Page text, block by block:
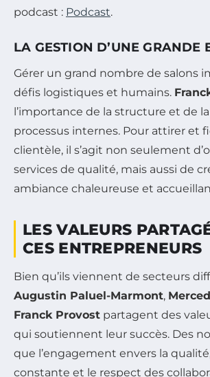
podcast : Podcast.
LA GESTION D’UNE GRANDE
Gérer un grand nombre de salons
défis logistiques et humains.
l’importance de la structure et de
processus internes. Pour attirer et
clientèle, il s’agit non seulement
services de qualité, mais aussi de
ambiance chaleureuse et
LES VALEURS
CES ENTREPRENEURS
Bien qu’ils viennent de secteurs
Augustin Paluel-Marmont,
Franck Provost partagent des
qui soutiennent leur succès. Des
que l’engagement envers la
constante et le respect des